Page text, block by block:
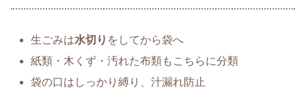
生ごみは水切り をしてから袋へ
紙類・木くず・汚れた布類もこちらに分類
袋の口はしっかり縛り、汁漏れ防止